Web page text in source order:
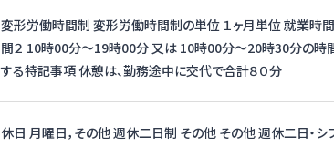
変形労働時間制 変形労働時間制の単位 １ヶ月単位 就業時
間２ 10時00分〜19時00分 又は 10時00分〜20時30分の時
する特記事項 休憩は、勤務途中に交代で合計８０分
休日 月曜日，その他 週休二日制 その他 その他 週休二日・シ